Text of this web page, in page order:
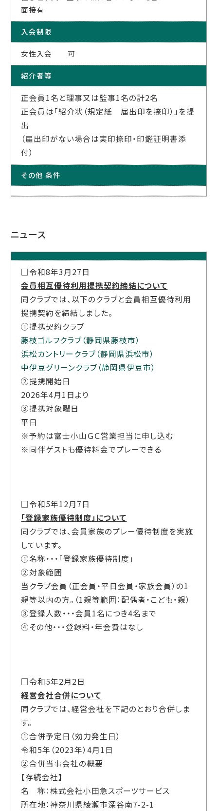
面接有
入会制限
女性入会 可
紹介者等
正会員1名と理事又は監事1名の計2名
正会員は「紹介状（規定紙 届出印を捺印）」を提
出
（届出印がない場合は実印捺印・印鑑証明書添
付）
その他 条件
ニュース
□令和8年3月27日
会員相互優待利用提携契約締結について
同クラブでは、以下のクラブと会員相互優待利用
提携契約を締結しました。
①提携契約クラブ
藤枝ゴルフクラブ（静岡県藤枝市）
浜松カントリークラブ（静岡県浜松市）
中伊豆グリーンクラブ（静岡県伊豆市）
②提携開始日
2026年4月1 日より
③提携対象曜日
平日
※予約は富士小山ＧＣ営業担当に申し込む
※同伴ゲストも優待料金でプレーできる
□令和5年12月7日
「登録家族優待制度」について
同クラブでは、会員家族のプレー優待制度を実施
しています。
①名称・・・「登録家族優待制度」
②対象範囲
当クラブ会員（正会員・平日会員・家族会員）の1
親等以内の方。（1親等範囲：配偶者・こども・親）
③登録人数・・・会員1名につき4名まで
④その他・・・登録料・年会費はなし
□令和5年2月2日
経営会社合併について
同クラブでは、経営会社を下記のとおり合併しま
す。
①合併予定日（効力発生日）
令和5年（2023年）4月1日
②合併当事会社の概要
【存続会社】
名 称：株式会社小田急スポーツサービス
所在地：神奈川県綾瀬市深谷南7-2-1